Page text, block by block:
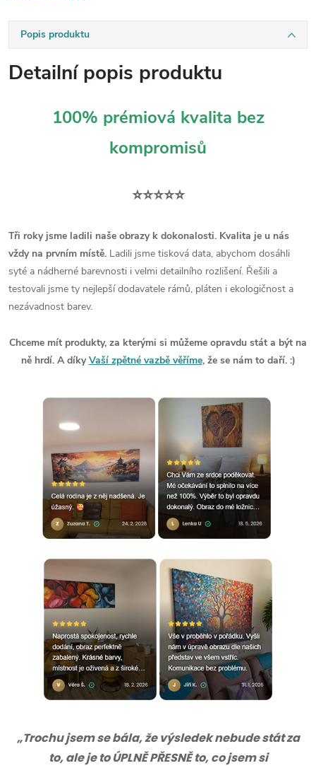
Popis produktu
Detailní popis produktu
100% prémiová kvalita bez
kompromisů
⭐⭐⭐⭐⭐
Tři roky jsme ladili naše obrazy k dokonalosti. Kvalita je u nás
vždy na prvním místě. Ladili jsme tisková data, abychom dosáhli
syté a nádherné barevnosti i velmi detailního rozlišení. Řešili a
testovali jsme ty nejlepší dodavatele rámů, pláten i ekologičnost a
nezávadnost barev.
Chceme mít produkty, za kterými si můžeme opravdu stát a být na
ně hrdí. A díkyVaší zpětné vazbě věříme, že se nám to daří. :)
„Trochu jsem se bála, že výsledek nebude stát za
to, ale je to ÚPLNĚ PŘESNĚ to, co jsem si